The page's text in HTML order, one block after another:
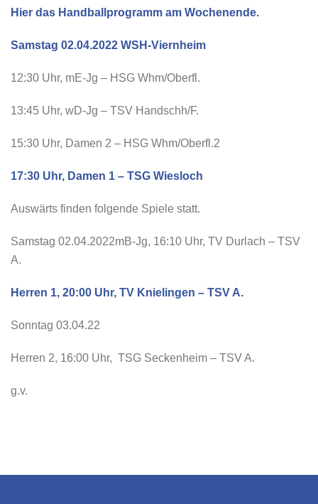
Hier das Handballprogramm am Wochenende.
Samstag 02.04.2022 WSH-Viernheim
12:30 Uhr, mE-Jg – HSG Whm/Oberfl.
13:45 Uhr, wD-Jg – TSV Handschh/F.
15:30 Uhr, Damen 2 – HSG Whm/Oberfl.2
17:30 Uhr, Damen 1 – TSG Wiesloch
Auswärts finden folgende Spiele statt.
Samstag 02.04.2022mB-Jg, 16:10 Uhr, TV Durlach – TSV
A.
Herren 1, 20:00 Uhr, TV Knielingen – TSV A.
Sonntag 03.04.22
Herren 2, 16:00 Uhr, TSG Seckenheim – TSV A.
g.v.